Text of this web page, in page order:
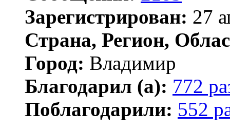
Зарегистрирован: 27
Страна, Регион,
Город: Владимир
Благодарил (а): 772
Поблагодарили: 552